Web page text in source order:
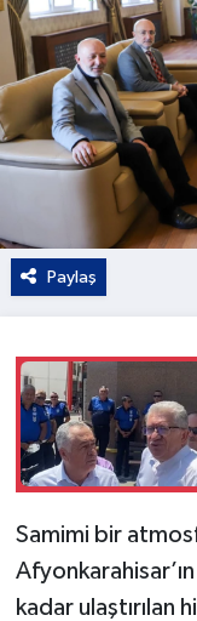
Paylaş
Samimi bir
kadar